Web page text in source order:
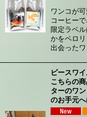
ワンコが
コーヒー
限定ラベ
かをペロ
出会った
ピースワ
こちらの
ターのワ
のお手元